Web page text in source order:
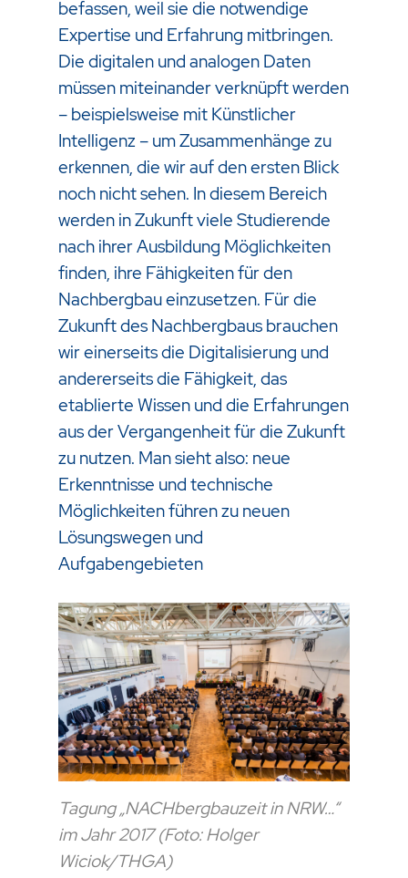
befassen, weil sie die notwendige
Expertise und Erfahrung mitbringen.
Die digitalen und analogen Daten
müssen miteinander verknüpft werden
– beispielsweise mit Künstlicher
Intelligenz – um Zusammenhänge zu
erkennen, die wir auf den ersten Blick
noch nicht sehen. In diesem Bereich
werden in Zukunft viele Studierende
nach ihrer Ausbildung Möglichkeiten
finden, ihre Fähigkeiten für den
Nachbergbau einzusetzen. Für die
Zukunft des Nachbergbaus brauchen
wir einerseits die Digitalisierung und
andererseits die Fähigkeit, das
etablierte Wissen und die Erfahrungen
aus der Vergangenheit für die Zukunft
zu nutzen. Man sieht also: neue
Erkenntnisse und technische
Möglichkeiten führen zu neuen
Lösungswegen und
Aufgabengebieten
Tagung „NACHbergbauzeit in NRW…“
im Jahr 2017 (Foto: Holger
Wiciok/THGA)